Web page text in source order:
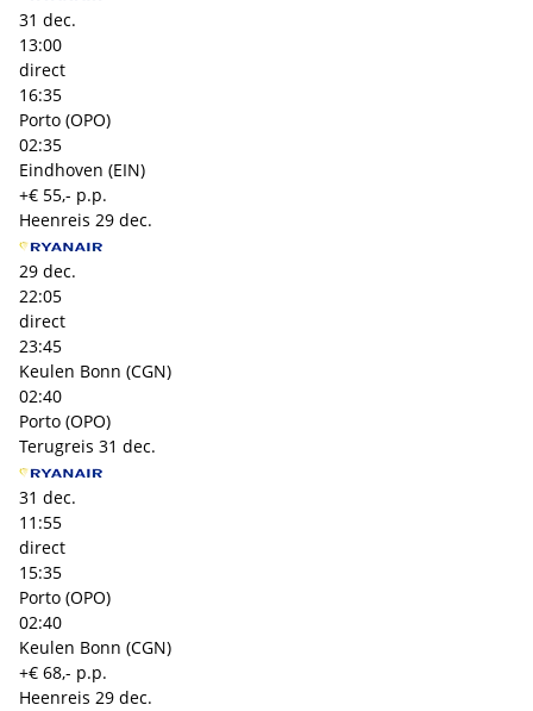
31 dec.
13:00
direct
16:35
Porto (OPO)
02:35
Eindhoven (EIN)
+€ 55,- p.p.
Heenreis 29 dec.
29 dec.
22:05
direct
23:45
Keulen Bonn (CGN)
02:40
Porto (OPO)
Terugreis 31 dec.
31 dec.
11:55
direct
15:35
Porto (OPO)
02:40
Keulen Bonn (CGN)
+€ 68,- p.p.
Heenreis 29 dec.